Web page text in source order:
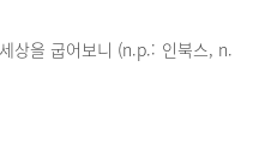
상을 굽어보니 (n.p.: 인북스, n.